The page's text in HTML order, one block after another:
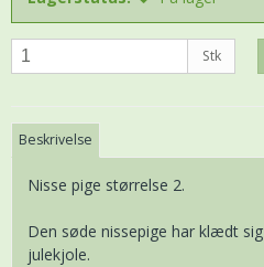
Stk
Beskrivelse
Nisse pige størrelse 2.
Den søde nissepige har klædt
julekjole.